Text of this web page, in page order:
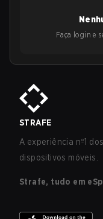
Faça login e
STRAFE
A experiência nº1
dispositivos móveis.
Strafe, tudo em